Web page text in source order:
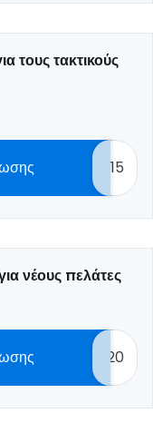
τους τακτικούς
15
νέους πελάτες
20